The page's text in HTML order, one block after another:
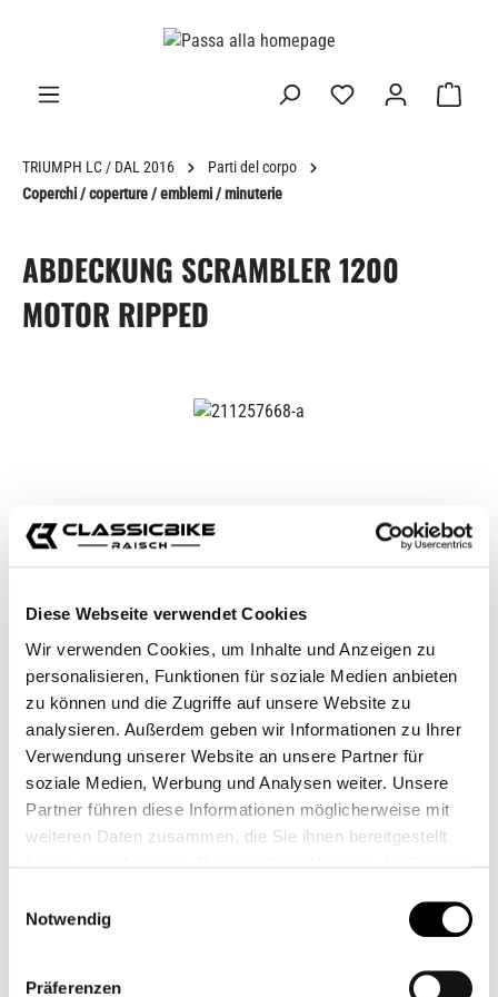
Diese Webseite verwendet Cookies
Wir verwenden Cookies, um Inhalte und Anzeigen zu
personalisieren, Funktionen für soziale Medien anbieten
zu können und die Zugriffe auf unsere Website zu
analysieren. Außerdem geben wir Informationen zu Ihrer
Verwendung unserer Website an unsere Partner für
soziale Medien, Werbung und Analysen weiter. Unsere
Partner führen diese Informationen möglicherweise mit
weiteren Daten zusammen, die Sie ihnen bereitgestellt
Notwendig
Präferenzen
TRIUMPH LC / DAL 2016
Parti del corpo
Coperchi / coperture / emblemi / minuterie
ABDECKUNG SCRAMBLER 1200
MOTOR RIPPED
Salta la galleria di immagini